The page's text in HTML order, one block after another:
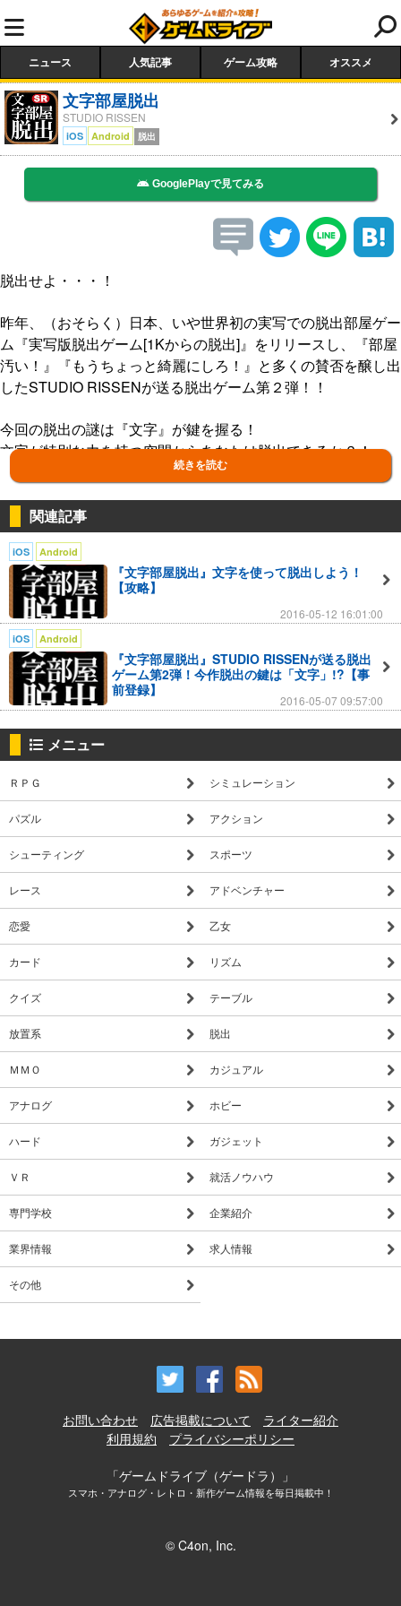
ニュース 人気記事 ゲーム攻略 オススメ
文字部屋脱出
STUDIO RISSEN
iOS Android 脱出
GooglePlayで見てみる
脱出せよ・・・！
昨年、（おそらく）日本、いや世界初の実写での脱出部屋ゲー
ム『実写版脱出ゲーム[1Kからの脱出]』をリリースし、『部屋
汚い！』『もうちょっと綺麗にしろ！』と多くの賛否を醸し出
したSTUDIO RISSENが送る脱出ゲーム第２弾！！
今回の脱出の謎は『文字』が鍵を握る！
文字が特別な力を持つ空間からあなたは脱出できるか？！
あなたは脱出できるか？！
前作
実写版脱出ゲーム[1Kからの脱出]
アップルストアで”1K”でケンサク！ケンサクぅ！モリタケンサ
クぅ！！
続きを読む
関連記事
iOS Android
『文字部屋脱出』文字を使って脱出しよう！
【攻略】
2016-05-12 16:01:00
iOS Android
『文字部屋脱出』STUDIO RISSENが送る脱出
ゲーム第2弾！今作脱出の鍵は「文字」!?【事
前登録】
2016-05-07 09:57:00
メニュー
ＲＰＧ シミュレーション
パズル アクション
シューティング スポーツ
レース アドベンチャー
恋愛 乙女
カード リズム
クイズ テーブル
放置系 脱出
ＭＭＯ カジュアル
アナログ ホビー
ハード ガジェット
ＶＲ 就活ノウハウ
専門学校 企業紹介
業界情報 求人情報
その他
お問い合わせ 広告掲載について
ライター紹介
利用規約
プライバシーポリシー
「ゲームドライブ（ゲードラ）」
スマホ・アナログ・レトロ・新作ゲーム情報を毎日掲載中！
© C4on, Inc.